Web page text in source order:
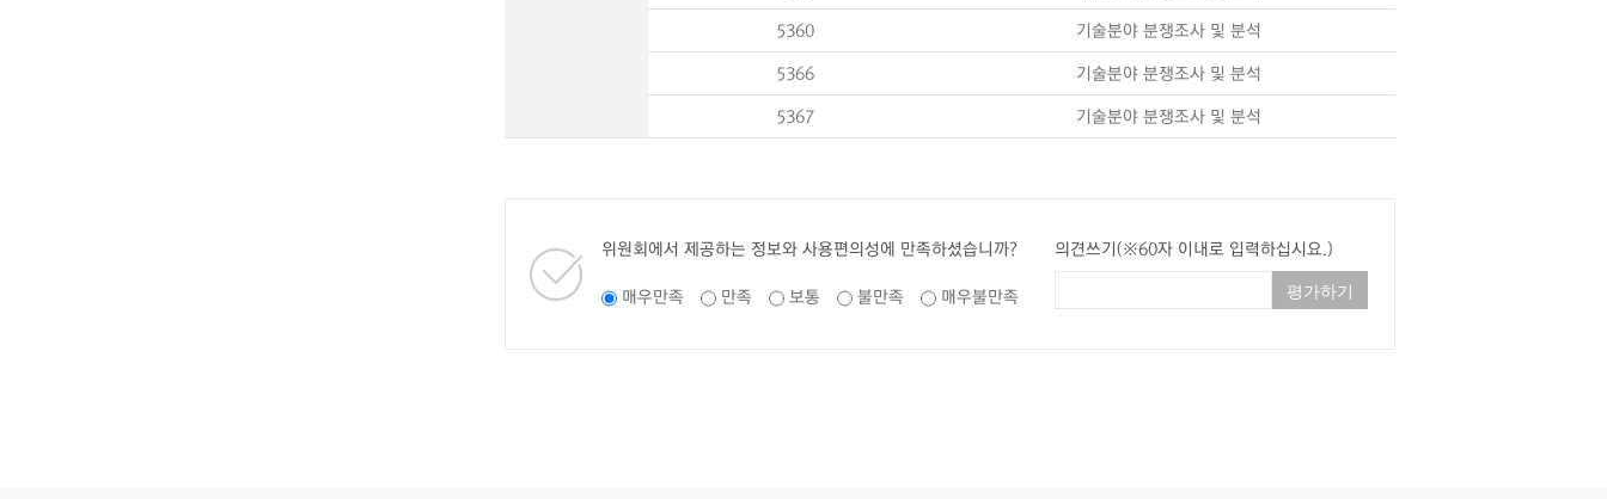
5360 기술분야 분쟁조사 및 분석
5366 기술분야 분쟁조사 및 분석
5367 기술분야 분쟁조사 및 분석
위원회에서 제공하는 정보와 사용편의성에 만족하셨습니까?
매우만족 만족 보통 불만족 매우불만족
의견쓰기(※60자 이내로 입력하십시요.)